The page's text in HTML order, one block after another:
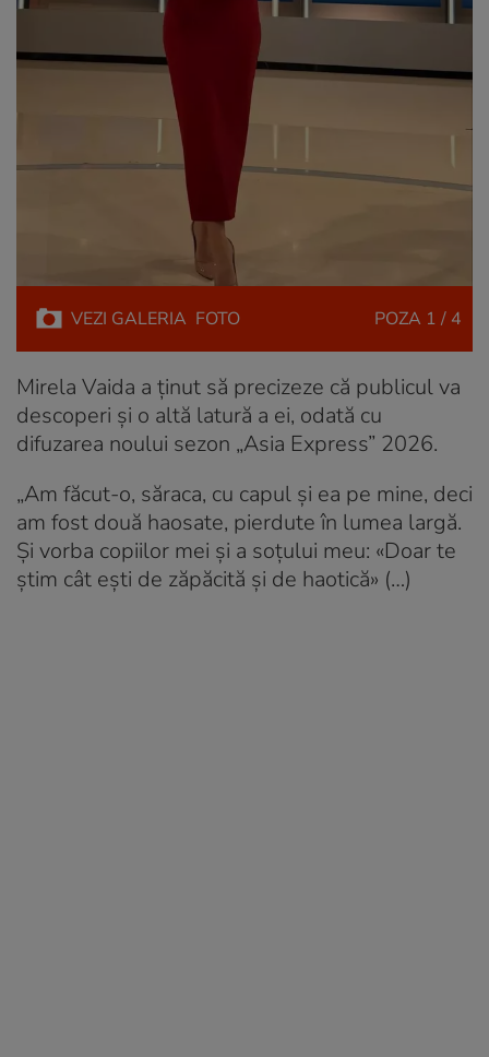
VEZI GALERIA FOTO POZA 1 / 4
Mirela Vaida a ținut să precizeze că publicul va
descoperi și o altă latură a ei, odată cu
difuzarea noului sezon „Asia Express” 2026.
„Am făcut-o, săraca, cu capul și ea pe mine, deci
am fost două haosate, pierdute în lumea largă.
Și vorba copiilor mei și a soțului meu: «Doar te
știm cât ești de zăpăcită și de haotică» (…)